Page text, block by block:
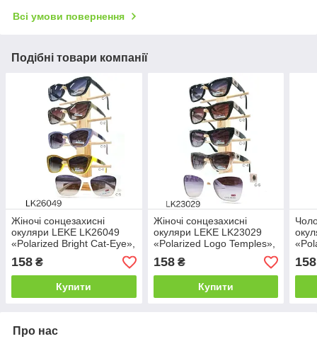
Всі умови повернення
Подібні товари компанії
Жіночі сонцезахисні
окуляри LEKE LK26049
«Polarized Bright Cat-Eye»,
поляризаційні лінзи,
кольорові оправи
158 ₴
Купити
Жіночі сонцезахисні
окуляри LEKE LK23029
«Polarized Logo Temples»,
поляризаційні лінзи,
форма «котяче око»
158₴
Купити
158
Про нас